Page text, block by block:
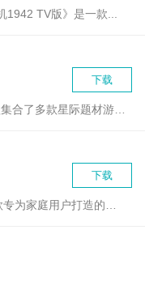
TV版》是一款...
下载
下载